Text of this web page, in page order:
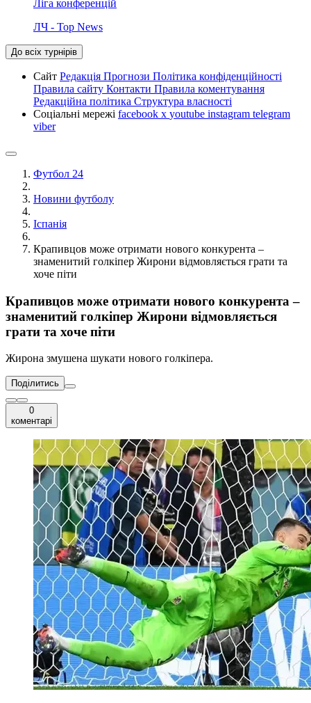
Ліга конференцій
ЛЧ - Top News
До всіх турнірів
Сайт Редакція Прогнози Політика конфіденційності
Правила сайту Контакти Правила коментування
Редакційна політика Структура власності
Соціальні мережі facebook x youtube instagram telegram
viber
Футбол 24
Новини футболу
Іспанія
Крапивцов може отримати нового конкурента –
знаменитий голкіпер Жирони відмовляється грати та
хоче піти
Крапивцов може отримати нового конкурента –
знаменитий голкіпер Жирони відмовляється
грати та хоче піти
Жирона змушена шукати нового голкіпера.
Поділитись
0
коментарі